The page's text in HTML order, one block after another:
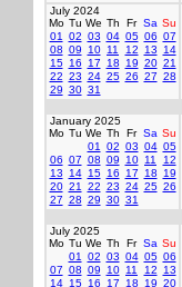
July 2024
Mo Tu We Th Fr Sa Su
01
02 03 04 05 06 07
08 09 10 11 12 13
14
15 16 17 18 19 20 21
22 23 24 25 26 27 28
29 30 31
January 2025
Mo Tu We Th Fr Sa Su
01
02 03 04 05
06 07 08 09 10 11
12
13
14 15 16 17 18
19
20 21 22 23 24 25 26
27 28 29 30 31
July 2025
Mo Tu We Th Fr Sa Su
01
02 03 04 05 06
07 08 09 10 11 12
13
14 15 16 17 18 19 20